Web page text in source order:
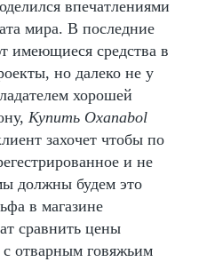
впечатлениями
мира. В последние
имеющиеся средства в
но далеко не у
хорошей
Купить Oxanabol
захочет чтобы по
и не
должны будем это
в магазине
сравнить цены
отварным говяжьим